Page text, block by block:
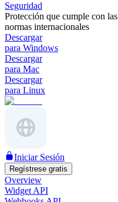
Seguridad
Protección que cumple con las
normas internacionales
Descargar
para Windows
Descargar
para Mac
Descargar
para Linux
Iniciar Sesión
Regístrese gratis
Overview
Widget API